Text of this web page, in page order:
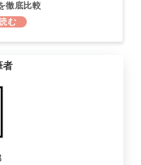
徹底比較
者